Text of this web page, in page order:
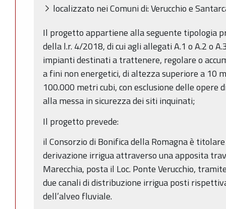
localizzato nei Comuni di: Verucchio e
Il progetto appartiene alla seguente tipologia
della l.r. 4/2018, di cui agli allegati A.1 o A.2 o
impianti destinati a trattenere, regolare o
a fini non energetici, di altezza superiore a 10
100.000 metri cubi, con esclusione delle
alla messa in sicurezza dei siti inquinati;
Il progetto prevede:
il Consorzio di Bonifica della Romagna è
derivazione irrigua attraverso una apposita
Marecchia, posta il Loc. Ponte Verucchio,
due canali di distribuzione irrigua posti
dell’alveo fluviale.